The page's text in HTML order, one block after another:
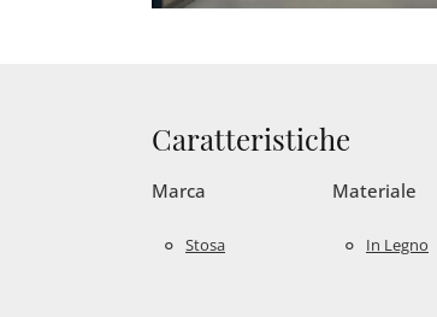
Caratteristiche
Marca
Stosa
Materiale
In Legno